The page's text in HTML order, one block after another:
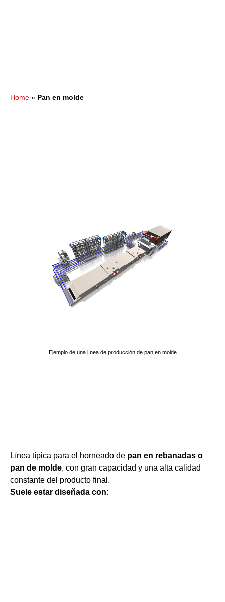
Home » Pan en molde
Ejemplo de una línea de producción de pan en molde
Línea típica para el horneado de pan en rebanadas o
pan de molde, con gran capacidad y una alta calidad
constante del producto final.
Suele estar diseñada con: